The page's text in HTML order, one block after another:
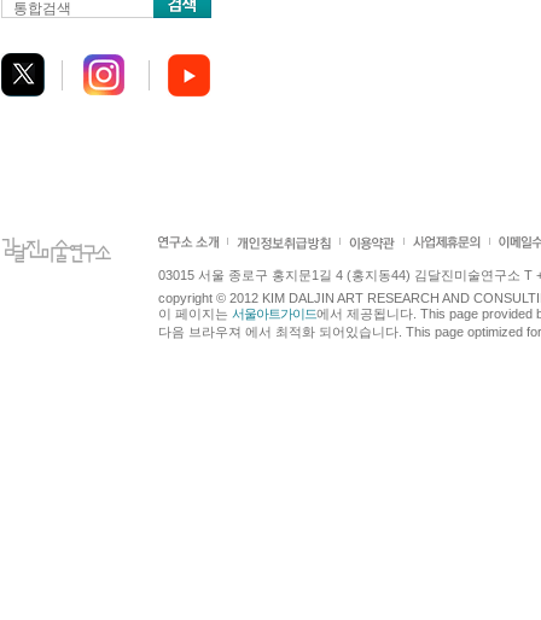
통합검색
03015 서울 종로구 홍지문1길 4 (홍지동44) 김달진미술연구소 T
copyright © 2012 KIM DALJIN ART RESEARCH AND
이 페이지는 서울아트가이드에서 제공됩니다. This page provided
다음 브라우져 에서 최적화 되어있습니다. This page optimized